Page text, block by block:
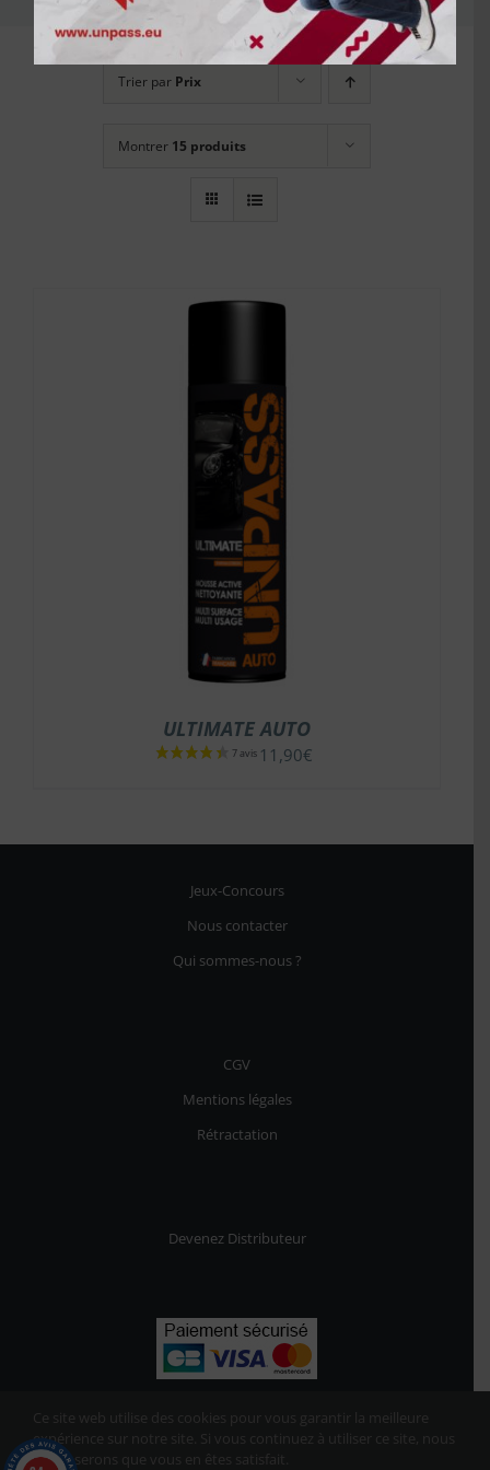
Trier par Prix
Montrer 15 produits
ULTIMATE AUTO
11,90€
Jeux-Concours
Nous contacter
Qui sommes-nous ?
CGV
Mentions légales
Rétractation
Devenez Distributeur
Ce site web utilise des cookies pour vous garantir la meilleure
expérience sur notre site. Si vous continuez à utiliser ce site, nous
supposerons que vous en êtes satisfait.